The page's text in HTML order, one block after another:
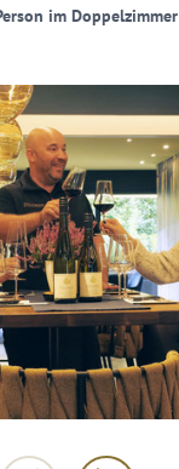
im Doppelzimmer